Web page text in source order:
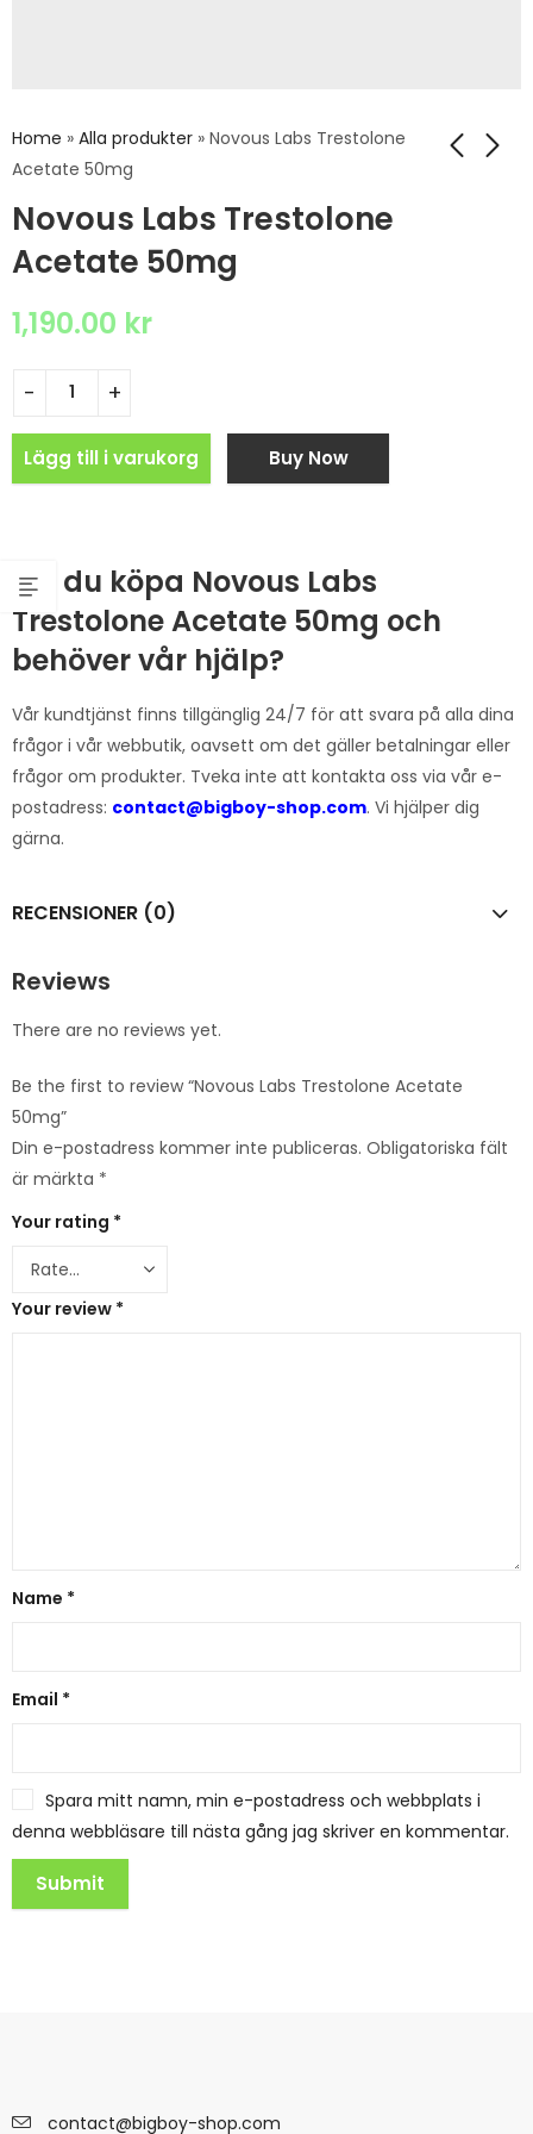
Home » Alla produkter » Novous Labs Trestolone
Acetate 50mg
Novous Labs Trestolone
Acetate 50mg
1,190.00 kr
Lägg till i varukorg Buy Now
Vill du köpa Novous Labs
Trestolone Acetate 50mg och
behöver vår hjälp?
Vår kundtjänst finns tillgänglig 24/7 för att svara på alla dina
frågor i vår webbutik, oavsett om det gäller betalningar eller
frågor om produkter. Tveka inte att kontakta oss via vår e-
postadress: contact@bigboy-shop.com. Vi hjälper dig
gärna.
RECENSIONER (0)
Reviews
There are no reviews yet.
Be the first to review “Novous Labs Trestolone Acetate
50mg”
Din e-postadress kommer inte publiceras. Obligatoriska fält
är märkta *
Your rating *
Your review *
Name *
Email *
Spara mitt namn, min e-postadress och webbplats i
denna webbläsare till nästa gång jag skriver en kommentar.
contact@bigboy-shop.com